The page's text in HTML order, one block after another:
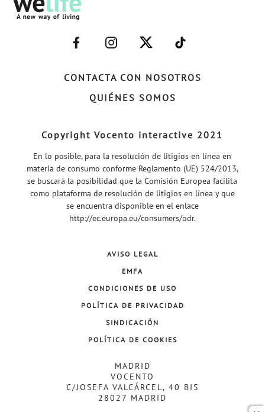
CONTACTA CON NOSOTROS
QUIÉNES SOMOS
–
FACEBOOK–
–
INSTAGRAM–
–
TWITTER–
–
WELIFE–
Copyright Vocento interactive 2021
En lo posible, para la resolución de litigios en línea en
materia de consumo conforme Reglamento (UE) 524/2013,
se buscará la posibilidad que la Comisión Europea facilita
como plataforma de resolución de litigios en línea y que
se encuentra disponible en el enlace
http://ec.europa.eu/consumers/odr.
AVISO LEGAL
EMFA
CONDICIONES DE USO
POLÍTICA DE PRIVACIDAD
SINDICACIÓN
POLÍTICA DE COOKIES
MADRID
VOCENTO
C/JOSEFA VALCÁRCEL, 40 BIS
28027 MADRID